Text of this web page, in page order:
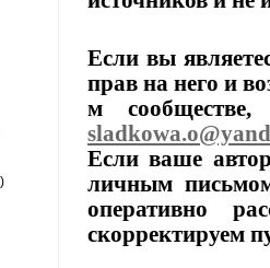
Если вы
прав на него и
м сообществе,
Если ваше
личным
оперативно
скорректируем